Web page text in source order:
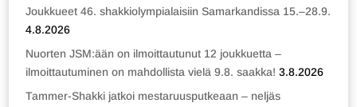
Joukkueet 46. shakkiolympialaisiin Samarkandissa 15.–28.9.
4.8.2026
Nuorten JSM:ään on ilmoittautunut 12 joukkuetta –
ilmoittautuminen on mahdollista vielä 9.8. saakka! 3.8.2026
Tammer-Shakki jatkoi mestaruusputkeaan – neljäs